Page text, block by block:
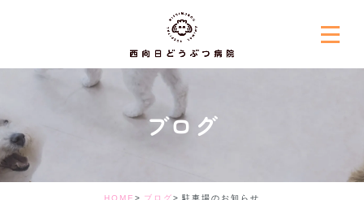
ブログ
HOME ブログ 駐車場のお知らせ